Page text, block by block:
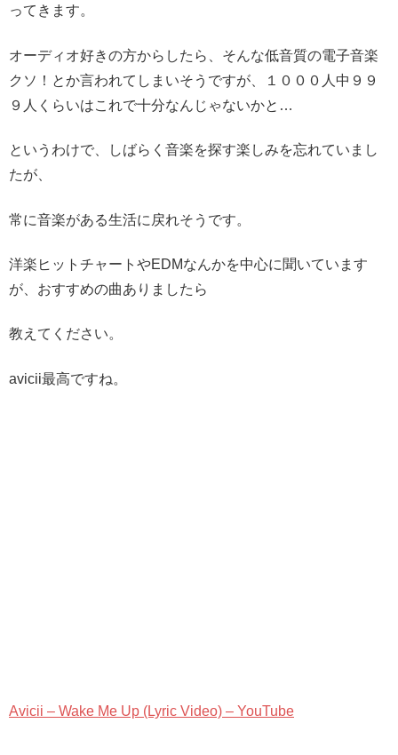
ってきます。
オーディオ好きの方からしたら、そんな低音質の電子音楽
クソ！とか言われてしまいそうですが、１０００人中９９
９人くらいはこれで十分なんじゃないかと…
というわけで、しばらく音楽を探す楽しみを忘れていまし
たが、
常に音楽がある生活に戻れそうです。
洋楽ヒットチャートやEDMなんかを中心に聞いています
が、おすすめの曲ありましたら
教えてください。
avicii最高ですね。
Avicii – Wake Me Up (Lyric Video) – YouTube